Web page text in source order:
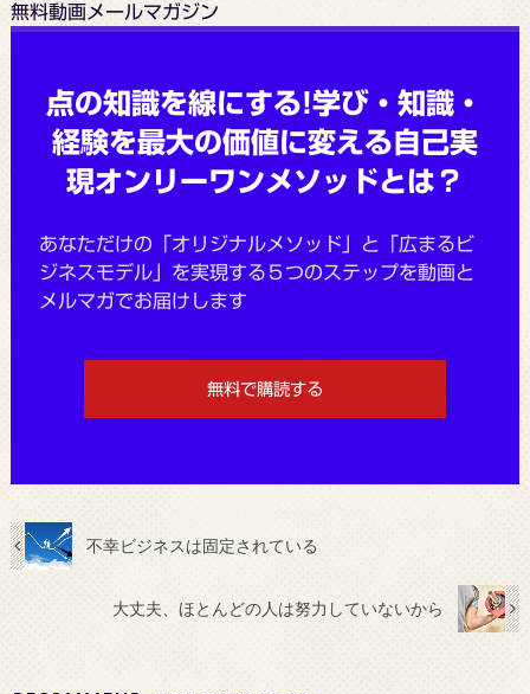
無料動画メールマガジン
点の知識を線にする!学び・知識・
経験を最大の価値に変える自己実
現オンリーワンメソッドとは？
あなただけの「オリジナルメソッド」と「広まるビ
ジネスモデル」を実現する５つのステップを動画と
メルマガでお届けします
無料で購読する
不幸ビジネスは固定されている
大丈夫、ほとんどの人は努力していないから